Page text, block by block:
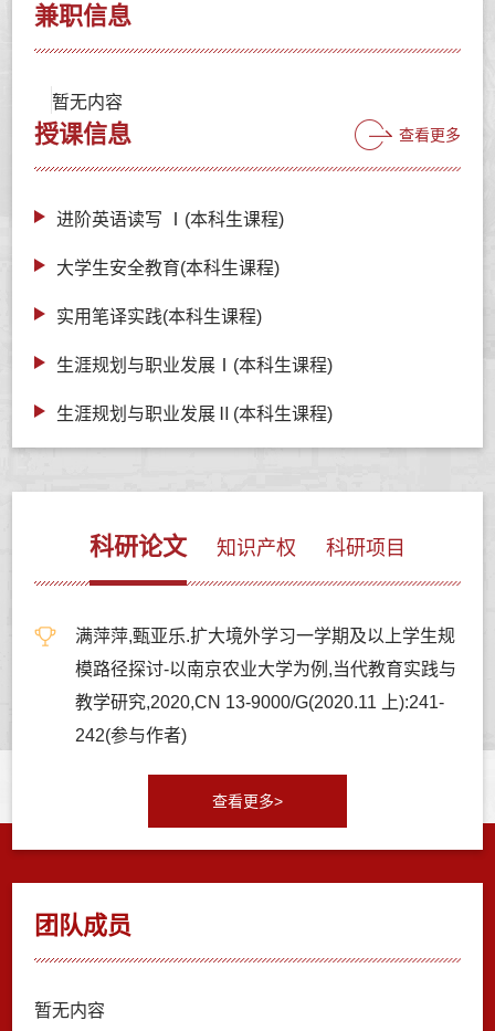
兼职信息
暂无内容
授课信息 查看更多
进阶英语读写 Ⅰ(本科生课程)
大学生安全教育(本科生课程)
实用笔译实践(本科生课程)
生涯规划与职业发展Ⅰ(本科生课程)
生涯规划与职业发展Ⅱ(本科生课程)
科研论文 知识产权 科研项目
满萍萍,甄亚乐.扩大境外学习一学期及以上学生规
模路径探讨-以南京农业大学为例,当代教育实践与
教学研究,2020,CN 13-9000/G(2020.11 上):241-
242(参与作者)
查看更多>
团队成员
暂无内容